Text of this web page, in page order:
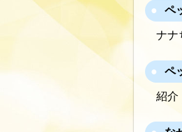
ペ
ナナ
ペ
紹介